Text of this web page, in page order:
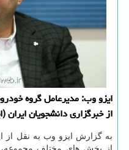
ایزو وب: مدیرعامل گروه
از خبرگزاری دانشجویان ایران
به گزارش ایزو وب به نقل از